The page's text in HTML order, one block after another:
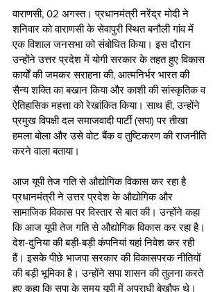
वाराणसी, 02 अगस्त। प्रधानमंत्री नरेंद्र मोदी ने
शनिवार को वाराणसी के सेवापुरी स्थित बनौली गांव में
एक विशाल जनसभा को संबोधित किया। इस दौरान
उन्होंने उत्तर प्रदेश में योगी सरकार के तहत हुए विकास
कार्यों की जमकर सराहना की, आत्मनिर्भर भारत की
सैन्य शक्ति का बखान किया और काशी की सांस्कृतिक व
ऐतिहासिक महत्ता को रेखांकित किया। साथ ही, उन्होंने
प्रमुख विपक्षी दल समाजवादी पार्टी (सपा) पर तीखा
हमला बोला और उसे वोट बैंक व तुष्टिकरण की राजनीति
करने वाला बताया।
आज यूपी तेज गति से औद्योगिक विकास कर रहा है
प्रधानमंत्री ने उत्तर प्रदेश के औद्योगिक और
सामाजिक विकास पर विस्तार से बात की। उन्होंने कहा
कि आज यूपी तेज गति से औद्योगिक विकास कर रहा है।
देश-दुनिया की बड़ी-बड़ी कंपनियां यहां निवेश कर रही
हैं। इसके पीछे भाजपा सरकार की विकासपरक नीतियों
की बड़ी भूमिका है। उन्होंने सपा शासन की तुलना करते
हुए कहा कि सपा के समय यूपी में अपराधी बेखौफ थे।